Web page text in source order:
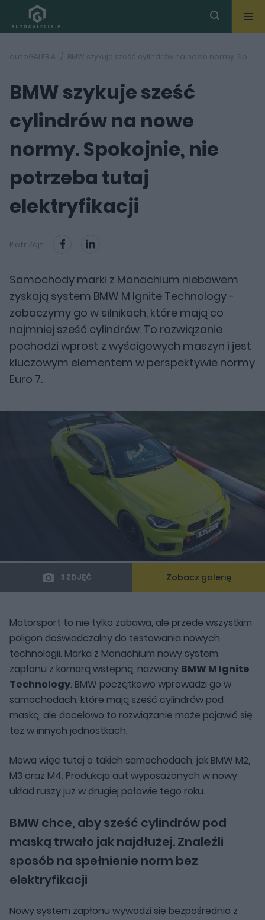
autoGALERIA BMW szykuje sześć cylindrów na nowe normy. Spokojnie, nie potrzeba tutaj elektryfikacji
BMW szykuje sześć
cylindrów na nowe
normy. Spokojnie, nie
potrzeba tutaj
elektryfikacji
Piotr Zajt
Samochody marki z Monachium niebawem
zyskają system BMW M Ignite Technology -
zobaczymy go w silnikach, które mają co
najmniej sześć cylindrów. To rozwiązanie
pochodzi wprost z wyścigowych maszyn i jest
kluczowym elementem w perspektywie normy
Euro 7.
3 ZDJĘĆ Zobacz galerię
Motorsport to nie tylko zabawa, ale przede wszystkim
poligon doświadczalny do testowania nowych
technologii. Marka z Monachium nowy system
zapłonu z komorą wstępną, nazwany BMW M Ignite
Technology. BMW początkowo wprowadzi go w
samochodach, które mają sześć cylindrów pod
maską, ale docelowo to rozwiązanie może pojawić się
też w innych jednostkach.
Mowa więc tutaj o takich samochodach, jak BMW M2,
M3 oraz M4. Produkcja aut wyposażonych w nowy
układ ruszy już w drugiej połowie tego roku.
BMW chce, aby sześć cylindrów pod
maską trwało jak najdłużej. Znaleźli
sposób na spełnienie norm bez
elektryfikacji
Nowy system zapłonu wywodzi się bezpośrednio z